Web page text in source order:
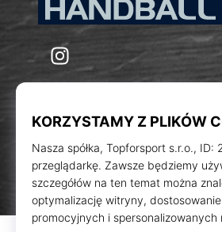
WePlayHandball.pl
Instagram